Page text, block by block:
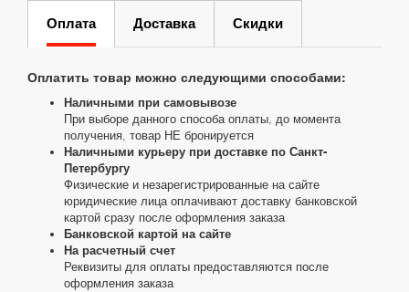
Оплата Доставка Скидки
Оплатить товар можно следующими способами:
Наличными при самовывозе
При выборе данного способа оплаты, до момента
получения, товар НЕ бронируется
Наличными курьеру при доставке по Санкт-
Петербургу
Физические и незарегистрированные на сайте
юридические лица оплачивают доставку банковской
картой сразу после оформления заказа
Банковской картой на сайте
На расчетный счет
Реквизиты для оплаты предоставляются после
оформления заказа